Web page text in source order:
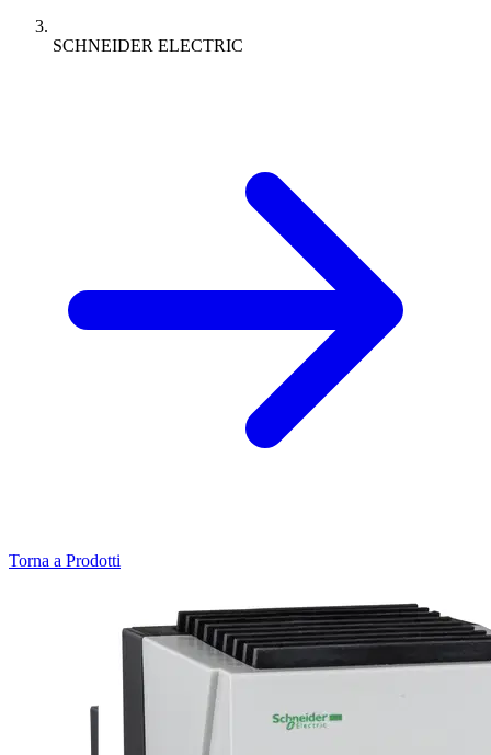
SCHNEIDER ELECTRIC
Torna a Prodotti